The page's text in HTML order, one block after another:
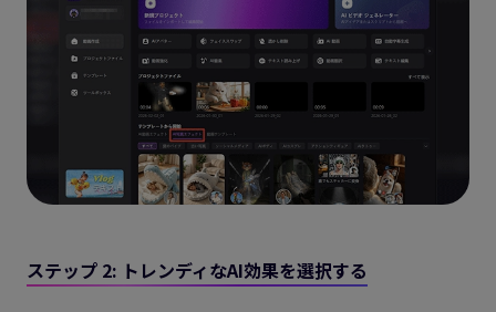
ステップ 2: トレンディなAI効果を選択する